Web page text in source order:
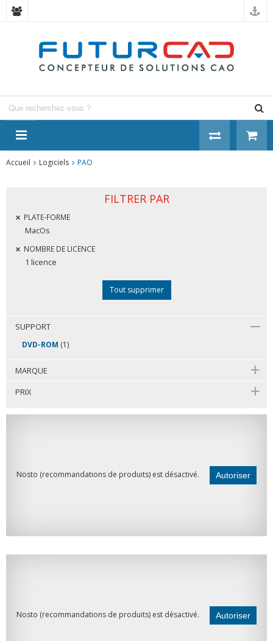
Accueil Logiciels PAO
FILTRER PAR
PLATE-FORME
MacOs
NOMBRE DE LICENCE
1 licence
Tout supprimer
SUPPORT
DVD-ROM (1)
MARQUE
PRIX
Nosto (recommandations de produits) est désactivé. Autoriser
Nosto (recommandations de produits) est désactivé. Autoriser
Panneau de gestion des cookies